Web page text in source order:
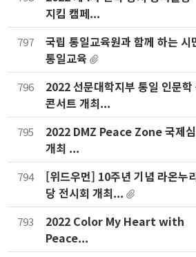
지킴 캠페...
797
국립 통일교육원과 함께 하는 시
통일교육
796
2022 선문대학지부 통일 인문학
콘서트 개최...
795
2022 DMZ Peace Zone 국제
개최 ...
794
[위드우먼] 10주년 기념 라온누
당 전시회 개최...
793
2022 Color My Heart with
Peace...